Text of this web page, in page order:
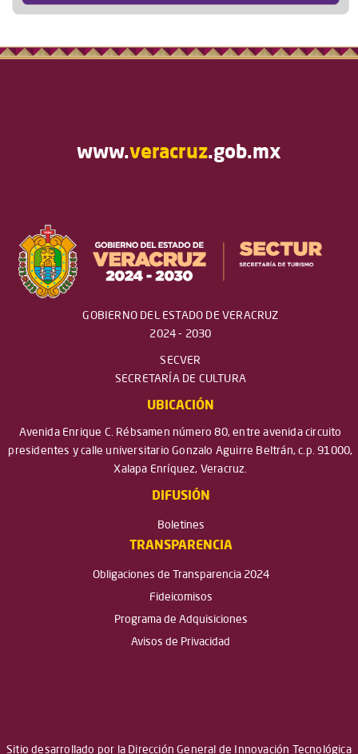
www.veracruz.gob.mx
GOBIERNO DEL ESTADO DE VERACRUZ
2024 - 2030
SECVER
SECRETARÍA DE CULTURA
UBICACIÓN
Avenida Enrique C. Rébsamen número 80, entre avenida circuito
presidentes y calle universitario Gonzalo Aguirre Beltrán, c.p. 91000,
Xalapa Enríquez, Veracruz.
DIFUSIÓN
Boletines
TRANSPARENCIA
Obligaciones de Transparencia 2024
Fideicomisos
Programa de Adquisiciones
Avisos de Privacidad
Sitio desarrollado por la Dirección General de Innovación Tecnológica